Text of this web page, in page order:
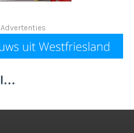
Advertenties
VORIG BERICHT